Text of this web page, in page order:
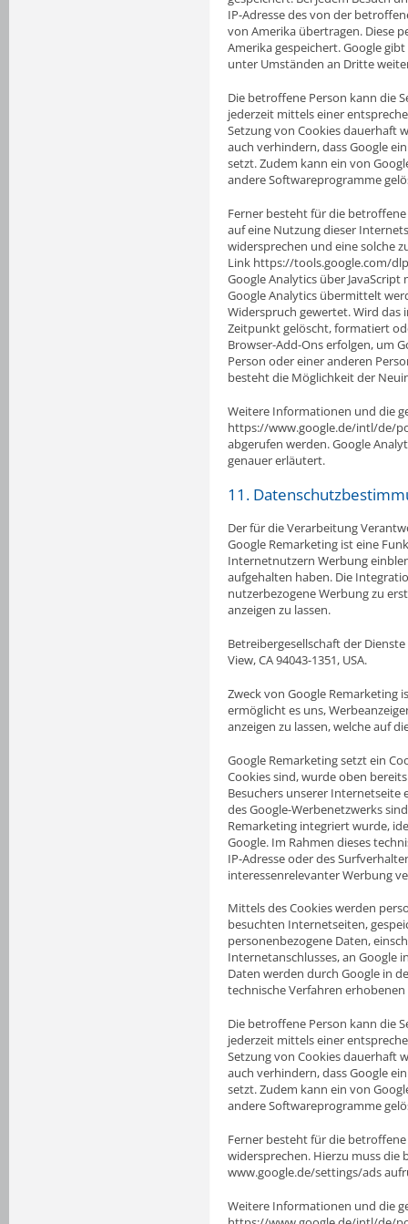
IP-Adresse des von der
von Amerika übertragen. Diese
Amerika gespeichert. Google
unter Umständen an Dritte
Die betroffene Person kann die
jederzeit mittels einer
Setzung von Cookies dauerhaft
auch verhindern, dass Google
setzt. Zudem kann ein von
andere Softwareprogramme
Ferner besteht für die
auf eine Nutzung dieser
widersprechen und eine solche
Link https://tools.google.com/
Google Analytics über
Google Analytics übermittelt
Widerspruch gewertet. Wird
Zeitpunkt gelöscht, formatiert
Browser-Add-Ons erfolgen, um
Person oder einer anderen
besteht die Möglichkeit der
Weitere Informationen und die
https://www.google.de/intl/de/
abgerufen werden. Google
genauer erläutert.
11.
Der für die Verarbeitung
Google Remarketing ist eine
Internetnutzern Werbung
aufgehalten haben. Die
nutzerbezogene Werbung zu
anzeigen zu lassen.
Betreibergesellschaft der
View, CA 94043-1351, USA.
Zweck von Google Remarketing
ermöglicht es uns,
anzeigen zu lassen, welche auf
Google Remarketing setzt ein
Cookies sind, wurde oben
Besuchers unserer
des Google-Werbenetzwerks
Remarketing integriert wurde,
Google. Im Rahmen dieses
IP-Adresse oder des
interessenrelevanter Werbung
Mittels des Cookies werden
besuchten Internetseiten,
personenbezogene Daten,
Internetanschlusses, an Google
Daten werden durch Google in
technische Verfahren
Die betroffene Person kann die
jederzeit mittels einer
Setzung von Cookies dauerhaft
auch verhindern, dass Google
setzt. Zudem kann ein von
andere Softwareprogramme
Ferner besteht für die
widersprechen. Hierzu muss
www.google.de/settings/ads
Weitere Informationen und die